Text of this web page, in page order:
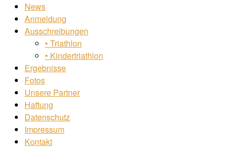
News
Anmeldung
Ausschreibungen
• Triathlon
• Kindertriathlon
Ergebnisse
Fotos
Unsere Partner
Haftung
Datenschutz
Impressum
Kontakt